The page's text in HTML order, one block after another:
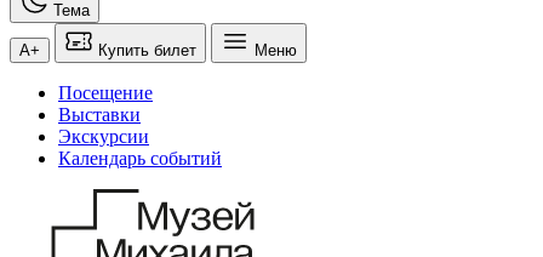
Тема
A+ Купить билет Меню
Посещение
Выставки
Экскурсии
Календарь событий